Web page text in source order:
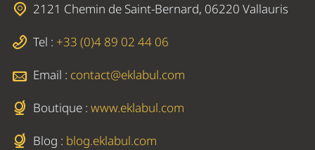
2121 Chemin de Saint-Bernard, 06220 Vallauris
Tel : +33 (0)4 89 02 44 06
Email : contact@eklabul.com
Boutique : www.eklabul.com
Blog : blog.eklabul.com